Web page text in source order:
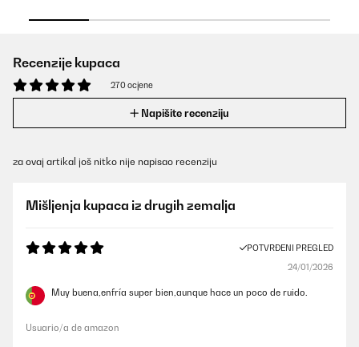
Recenzije kupaca
270 ocjene
Napišite recenziju
za ovaj artikal još nitko nije napisao recenziju
Mišljenja kupaca iz drugih zemalja
POTVRĐENI PREGLED
24/01/2026
Muy buena,enfría super bien,aunque hace un poco de ruido.
Usuario/a de amazon